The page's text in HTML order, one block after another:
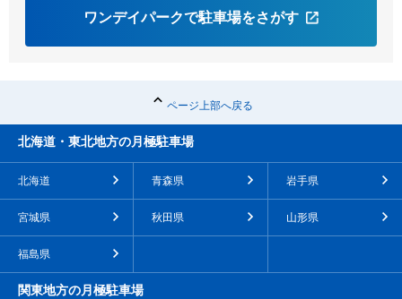
ワンデイパークで駐車場をさがす
ページ上部へ戻る
北海道・東北地方の月極駐車場
北海道 青森県 岩手県
宮城県 秋田県 山形県
福島県
関東地方の月極駐車場